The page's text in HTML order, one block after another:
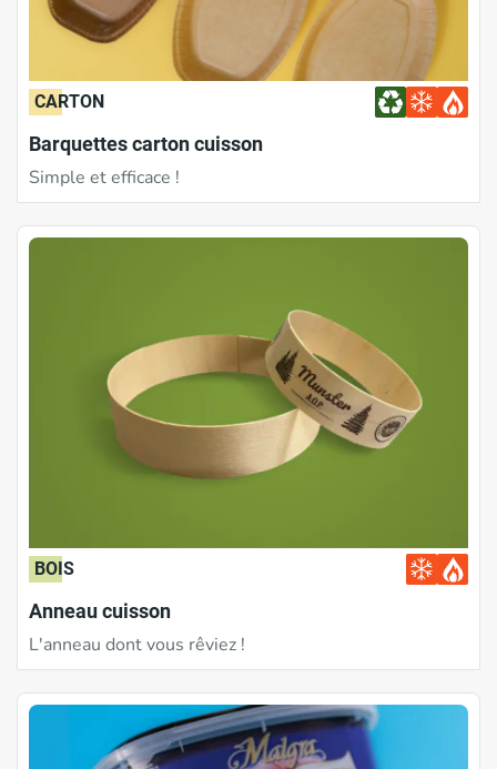
CARTON
Barquettes carton cuisson
Simple et efficace !
BOIS
Anneau cuisson
L'anneau dont vous rêviez !